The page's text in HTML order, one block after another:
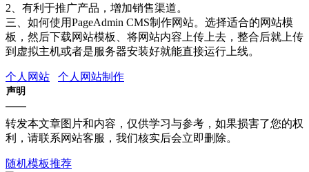
2、有利于推广产品，增加销售渠道。
三、如何使用PageAdmin CMS制作网站。选择适合的网站模
板，然后下载网站模板、将网站内容上传上去，整合后就上传
到虚拟主机或者是服务器安装好就能直接运行上线。
个人网站 个人网站制作
声明
转发本文章图片和内容，仅供学习与参考，如果损害了您的权
利，请联系网站客服，我们核实后会立即删除。
随机模板推荐